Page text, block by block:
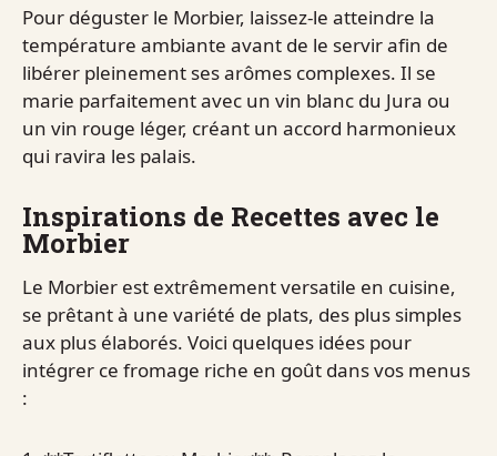
Pour déguster le Morbier, laissez-le atteindre la
température ambiante avant de le servir afin de
libérer pleinement ses arômes complexes. Il se
marie parfaitement avec un vin blanc du Jura ou
un vin rouge léger, créant un accord harmonieux
qui ravira les palais.
Inspirations de Recettes avec le
Morbier
Le Morbier est extrêmement versatile en cuisine,
se prêtant à une variété de plats, des plus simples
aux plus élaborés. Voici quelques idées pour
intégrer ce fromage riche en goût dans vos menus
: